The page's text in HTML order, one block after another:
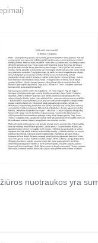
nuotraukos yra